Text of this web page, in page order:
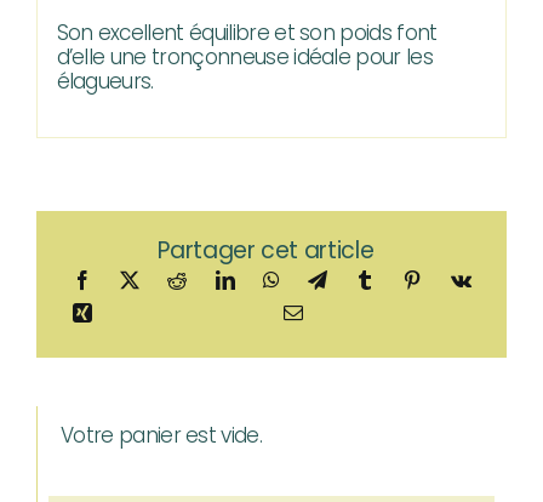
Son excellent équilibre et son poids font
d’elle une tronçonneuse idéale pour les
élagueurs.
Partager cet article
Votre panier est vide.